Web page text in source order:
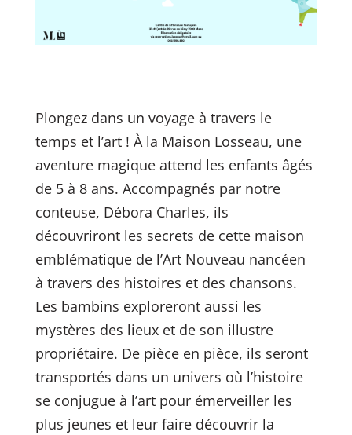
Plongez dans un voyage à travers le
temps et l’art ! À la Maison Losseau, une
aventure magique attend les enfants âgés
de 5 à 8 ans. Accompagnés par notre
conteuse, Débora Charles, ils
découvriront les secrets de cette maison
emblématique de l’Art Nouveau nancéen
à travers des histoires et des chansons.
Les bambins exploreront aussi les
mystères des lieux et de son illustre
propriétaire. De pièce en pièce, ils seront
transportés dans un univers où l’histoire
se conjugue à l’art pour émerveiller les
plus jeunes et leur faire découvrir la